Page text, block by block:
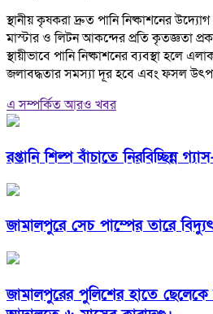
স্থানীয় কৃষকরা দ্রুত পানি নিষ্কাশনের
মাস্টার ও লিটন আকন্দের প্রতি কৃতজ্ঞতা
স্থায়ীভাবে পানি নিষ্কাশনের ব্যবস্থা হলে
জলাবদ্ধতার সমস্যা দূর হবে এবং ফসল
এ সম্পর্কিত আরও খবর
রপ্তানি শিল্প বাঁচাতে নিরবিচ্ছিন্ন
জামালপুরে সেচ পাম্পের তারে
জামালপুরের পুলিশের হাতে ছেলেকে